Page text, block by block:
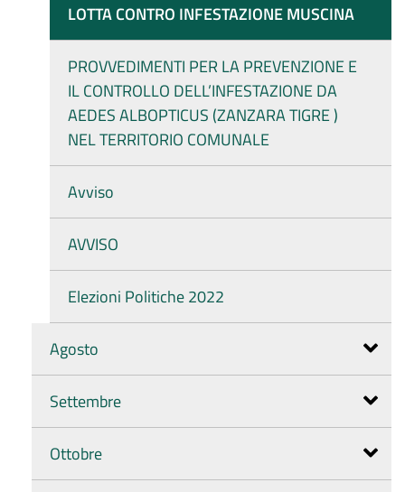
LOTTA CONTRO INFESTAZIONE MUSCINA
PROVVEDIMENTI PER LA PREVENZIONE E
IL CONTROLLO DELL’INFESTAZIONE DA
AEDES ALBOPTICUS (ZANZARA TIGRE )
NEL TERRITORIO COMUNALE
Avviso
AVVISO
Elezioni Politiche 2022
Agosto
Settembre
Ottobre